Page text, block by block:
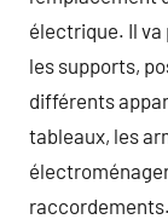
électrique. Il
les supports,
différents
tableaux, les